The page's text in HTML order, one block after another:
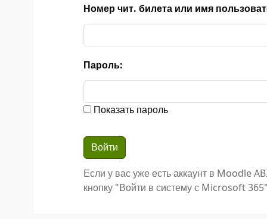
Номер чит. билета или имя
Пароль:
Показать пароль
Если у вас уже есть аккаунт в Moodle
кнопку "Войти в систему с Microsoft